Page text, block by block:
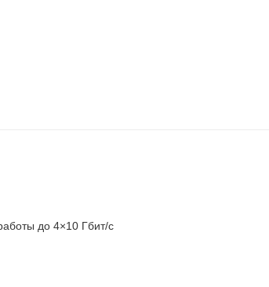
до 4×10 Гбит/с